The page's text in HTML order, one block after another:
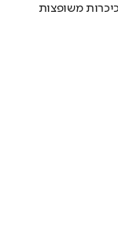
משופצות